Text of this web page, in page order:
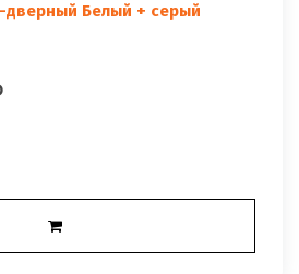
Белый + серый